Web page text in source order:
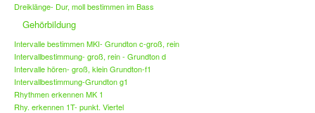
Dreiklänge- Dur, moll bestimmen im Bass
Gehörbildung
Intervalle bestimmen MKI- Grundton c-groß, rein
Intervallbestimmung- groß, rein - Grundton d
Intervalle hören- groß, klein Grundton-f1
Intervallbestimmung-Grundton g1
Rhythmen erkennen MK 1
Rhy. erkennen 1T- punkt. Viertel